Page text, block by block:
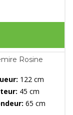
Rosine
122 cm
45 cm
65 cm